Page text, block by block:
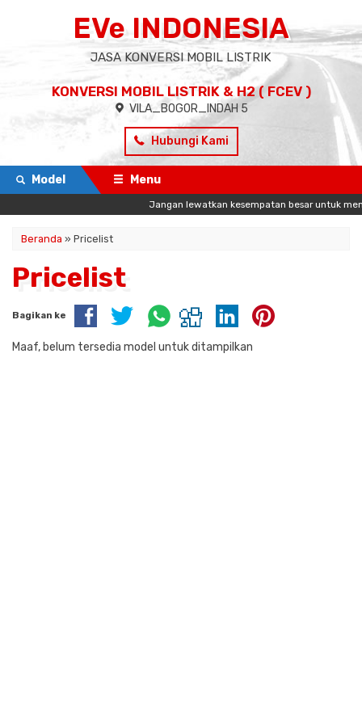
EVe INDONESIA
JASA KONVERSI MOBIL LISTRIK
KONVERSI MOBIL LISTRIK & H2 ( FCEV )
VILA_BOGOR_INDAH 5
Hubungi Kami
Model Menu
Jangan lewatkan kesempatan besar untuk
Beranda » Pricelist
Pricelist
Bagikan ke
Maaf, belum tersedia model untuk ditampilkan